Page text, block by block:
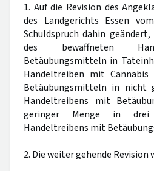
1. Auf die Revision des
des Landgerichts Essen
Schuldspruch dahin
des bewaffneten
Betäubungsmitteln in
Handeltreiben mit
Betäubungsmitteln in nicht
Handeltreibens mit
geringer Menge in
Handeltreibens mit
2. Die weiter gehende Revision